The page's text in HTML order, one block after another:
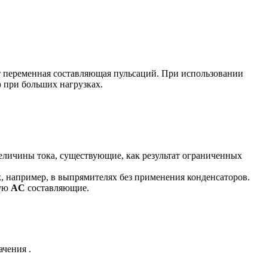
составляющая пульсаций. При использовании
при больших нагрузках.
тока, существующие, как результат ограниченных
например, в выпрямителях без применения конденсаторов.
AC составляющие.
.